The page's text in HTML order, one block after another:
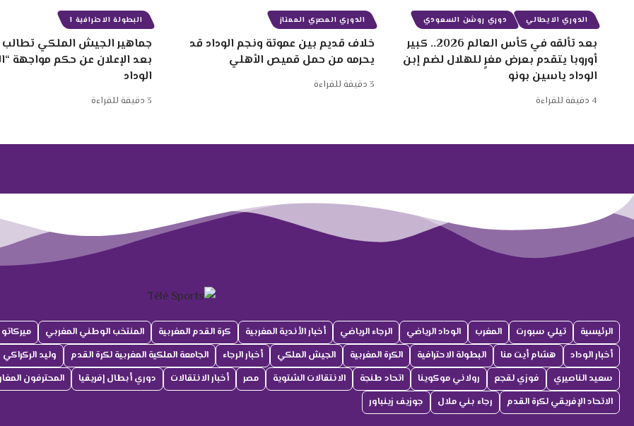
الدوري الايطالي دوري روشن السعودي
بعد تألقه في كأس العالم 2026.. كبير
أوروبا يتقدم بعرض مغرٍ للهلال لضم إبن
الوداد ياسين بونو
4 دقيقة للقراءة
الدوري المصري الممتاز
خلاف قديم بين عموتة ونجم الوداد قد
يحرمه من حمل قميص الأهلي
3 دقيقة للقراءة
البطولة الاحترافية 1
جماهير الجيش الملكي تطالب
بعد الإعلان عن حكم مواجهة
الوداد
3 دقيقة للقراءة
الرئيسية تيلي سبورت المغرب الوداد الرياضي الرجاء الرياضي أخبار الأندية المغربية كرة القدم المغربية المنتخب الوطني المغربي ميركاتو
أخبار الوداد
هشام أيت منا البطولة الاحترافية الكرة المغربية الجيش الملكي أخبار الرجاء الجامعة الملكية المغربية لكرة القدم وليد الركراكي
سعيد الناصيري
فوزي لقجع رولاني موكوينا اتحاد طنجة الانتقالات الشتوية مصر أخبار الانتقالات دوري أبطال إفريقيا المحترفون
الاتحاد الإفريقي لكرة القدم
رجاء بني ملال جوزيف زينباور